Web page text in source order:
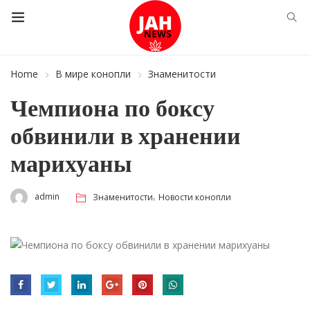
Home В мире конопли Знаменитости
Чемпиона по боксу
обвинили в хранении
марихуаны
admin Знаменитости, Новости конопли